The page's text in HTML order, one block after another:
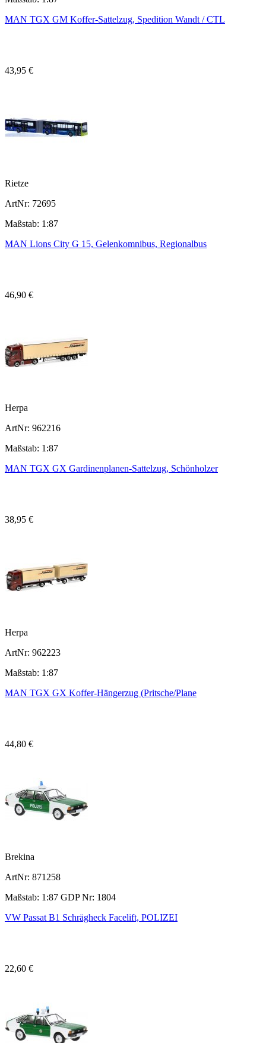
MAN TGX GM Koffer-Sattelzug, Spedition Wandt / CTL
43,95 €
Rietze
ArtNr: 72695
Maßstab: 1:87
MAN Lions City G 15, Gelenkomnibus, Regionalbus
46,90 €
Herpa
ArtNr: 962216
Maßstab: 1:87
MAN TGX GX Gardinenplanen-Sattelzug, Schönholzer
38,95 €
Herpa
ArtNr: 962223
Maßstab: 1:87
MAN TGX GX Koffer-Hängerzug (Pritsche/Plane
44,80 €
Brekina
ArtNr: 871258
Maßstab: 1:87 GDP Nr: 1804
VW Passat B1 Schrägheck Facelift, POLIZEI
22,60 €